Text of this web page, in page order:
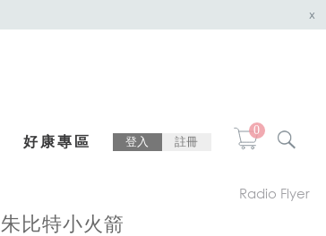
x
好康專區 登入 註冊
0
Radio Flyer
朱比特小火箭